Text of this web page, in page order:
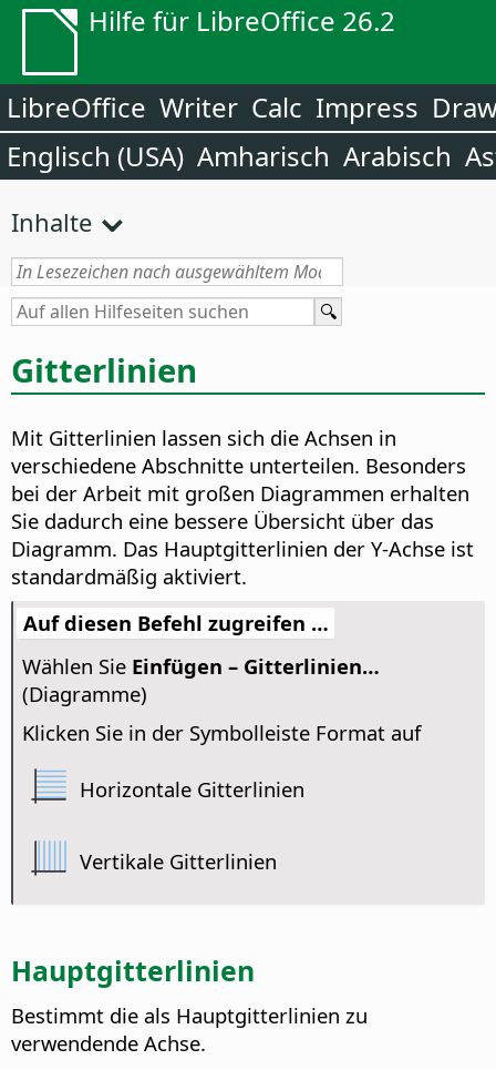
Hilfe für LibreOffice 26.2
LibreOffice Writer Calc Impress
Englisch (USA) Amharisch Arabisch
Inhalte
Gitterlinien
Mit Gitterlinien lassen sich die Achsen in
verschiedene Abschnitte unterteilen. Besonders
bei der Arbeit mit großen Diagrammen erhalten
Sie dadurch eine bessere Übersicht über das
Diagramm. Das Hauptgitterlinien der Y-Achse ist
standardmäßig aktiviert.
Auf diesen Befehl zugreifen …
Wählen Sie Einfügen – Gitterlinien…
(Diagramme)
Klicken Sie in der Symbolleiste Format auf
Horizontale Gitterlinien
Vertikale Gitterlinien
Hauptgitterlinien
Bestimmt die als Hauptgitterlinien zu
verwendende Achse.